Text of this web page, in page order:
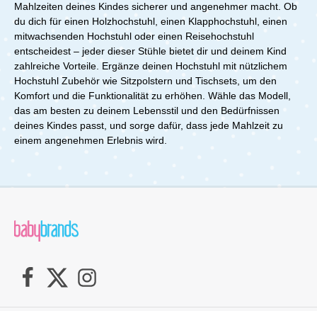
Mahlzeiten deines Kindes sicherer und angenehmer macht. Ob
du dich für einen Holzhochstuhl, einen Klapphochstuhl, einen
mitwachsenden Hochstuhl oder einen Reisehochstuhl
entscheidest – jeder dieser Stühle bietet dir und deinem Kind
zahlreiche Vorteile. Ergänze deinen Hochstuhl mit nützlichem
Hochstuhl Zubehör wie Sitzpolstern und Tischsets, um den
Komfort und die Funktionalität zu erhöhen. Wähle das Modell,
das am besten zu deinem Lebensstil und den Bedürfnissen
deines Kindes passt, und sorge dafür, dass jede Mahlzeit zu
einem angenehmen Erlebnis wird.